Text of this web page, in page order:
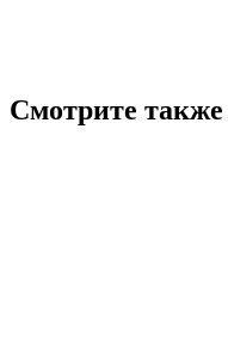
Смотрите также